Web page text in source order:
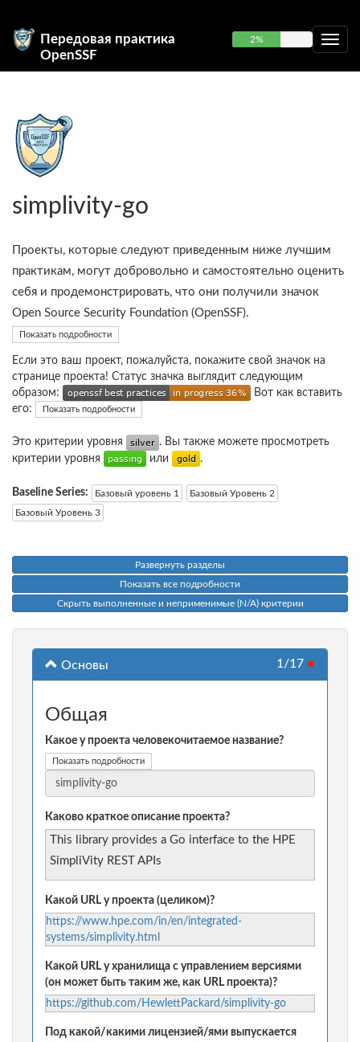
Передовая практика
OpenSSF
2%
simplivity-go
Проекты, которые следуют приведенным ниже лучшим
практикам, могут добровольно и самостоятельно оценить
себя и продемонстрировать, что они получили значок
Open Source Security Foundation (OpenSSF).
Показать подробности
Если это ваш проект, пожалуйста, покажите свой значок на
странице проекта! Статус значка выглядит следующим
образом:
Вот как вставить
его:
Показать подробности
Это критерии уровня
. Вы также можете просмотреть
критерии уровня
или .
Baseline Series: Базовый уровень 1
Базовый Уровень 2
Базовый Уровень 3
Развернуть разделы
Показать все подробности
Скрыть выполненные и неприменимые (N/A) критерии
Основы 1/17 ●
Общая
Какое у проекта человекочитаемое название?
Показать подробности
Каково краткое описание проекта?
This library provides a Go interface to the HPE
SimpliVity REST APIs
Какой URL у проекта (целиком)?
https://www.hpe.com/in/en/integrated-
systems/simplivity.html
Какой URL у хранилища с управлением версиями
(он может быть таким же, как URL проекта)?
https://github.com/HewlettPackard/simplivity-go
Под какой/какими лицензией/ями выпускается